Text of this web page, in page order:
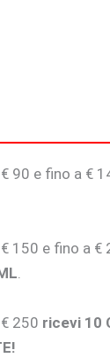
90 e fino a €
150 e fino a €
.
250 ricevi 10